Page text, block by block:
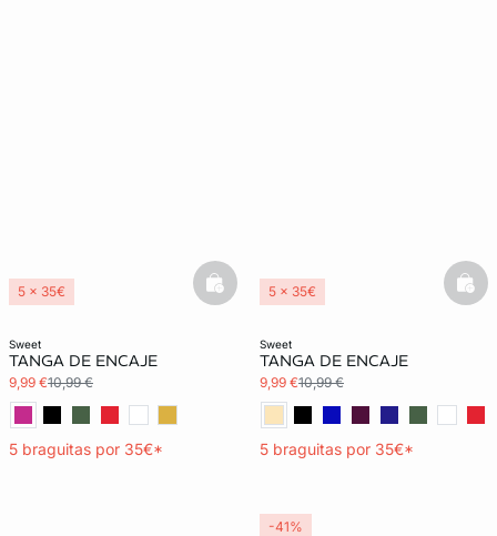
sweet
TANGA DE ENCAJE
9,99 €10,99 €
5 braguitas por 35€*
5 x 35€
basketfull
sweet
TANGA DE ENCAJE
9,99 €10,99 €
5 braguitas por 35€*
5 x 35€
-41%